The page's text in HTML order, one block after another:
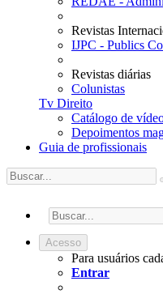
Revistas
IJPC - Publics
Revistas diárias
Colunistas
Tv Direito
Catálogo de
Depoimentos
Guia de profissionais
Acesso
Para usuários
Entrar